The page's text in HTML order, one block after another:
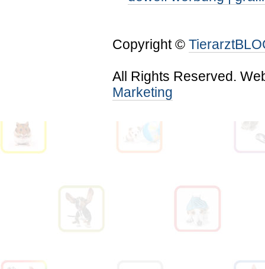
Copyright ©
All Rights Reserved.
Marketing